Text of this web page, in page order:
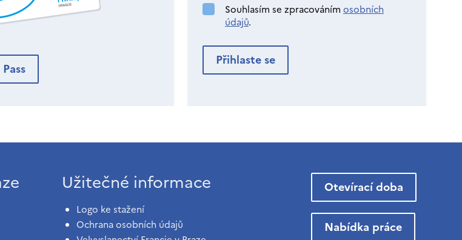
Pass
Souhlasím se zpracováním osobních
údajů.
Užitečné informace
Logo ke stažení
Ochrana osobních údajů
Otevírací doba
Nabídka práce